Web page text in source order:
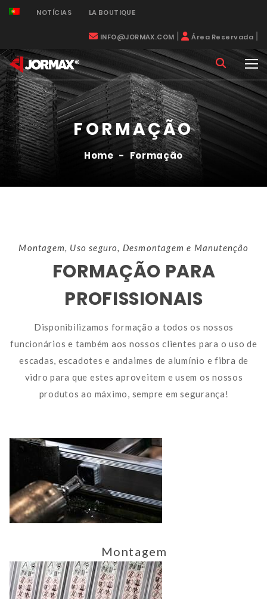
NOTÍCIAS LA BOUTIQUE
INFO@JORMAX.COM | Área Reservada
FORMAÇÃO
Home - Formação
Montagem, Uso seguro, Desmontagem e Manutenção
FORMAÇÃO PARA
PROFISSIONAIS
Disponibilizamos formação a todos os nossos
funcionários e também aos nossos clientes para o uso de
escadas, escadotes e andaimes de alumínio e fibra de
vidro para que estes aproveitem e usem os nossos
produtos ao máximo, sempre em segurança!
Montagem